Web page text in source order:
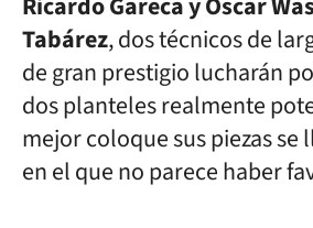
Tabárez, dos técnicos de
de gran prestigio lucharán
dos planteles realmente
mejor coloque sus piezas se
en el que no parece haber